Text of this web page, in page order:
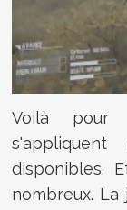
Voilà pour
disponibles.
nombreux.